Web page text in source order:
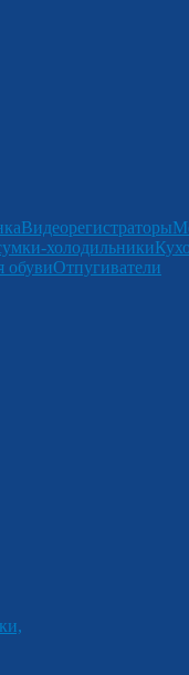
Видеорегистраторы
холодильники
обувиОтпугиватели